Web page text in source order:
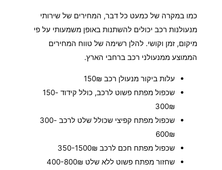
כמו במקרה של כמעט כל דבר, המחירים של שירותי
מנעולנות רכב יכולים להשתנות באופן משמעותי על פי
מיקום, זמן וקושי. להלן רשימה של טווח המחירים
הממוצע ממנעולני רכב ברחבי הארץ.
עלות ביקור מנעולן רכב 150₪
שכפול מפתח פשוט לרכב, כולל קידוד 150-
300₪
שכפול מפתח קפיצי שכולל שלט לרכב 300-
600₪
שכפול מפתח חכם לרכב 350-1500₪
שחזור מפתח פשוט ללא שלט 400-800₪